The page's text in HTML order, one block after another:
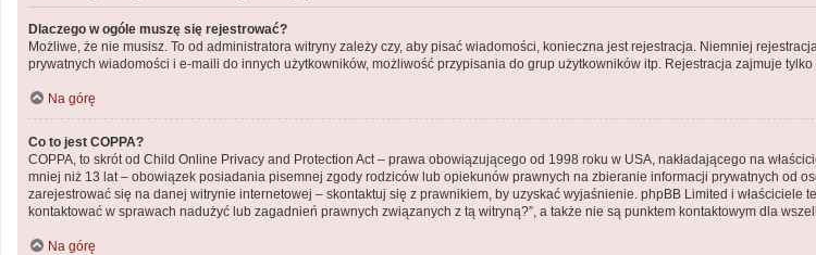
Dlaczego w ogóle muszę się rejestrować?
Możliwe, że nie musisz. To od administratora witryny zależy czy, aby pisać wiadomości, konieczna jest rejestracja. Niemniej
prywatnych wiadomości i e-maili do innych użytkowników, możliwość przypisania do grup użytkowników itp. Rejestracja zajmuje
Na górę
Co to jest COPPA?
COPPA, to skrót od Child Online Privacy and Protection Act – prawa obowiązującego od 1998 roku w USA, nakładającego na
mniej niż 13 lat – obowiązek posiadania pisemnej zgody rodziców lub opiekunów prawnych na zbieranie informacji prywatnych od
zarejestrować się na danej witrynie internetowej – skontaktuj się z prawnikiem, by uzyskać wyjaśnienie. phpBB Limited i
kontaktować w sprawach nadużyć lub zagadnień prawnych związanych z tą witryną?”, a także nie są punktem kontaktowym dla
Na górę